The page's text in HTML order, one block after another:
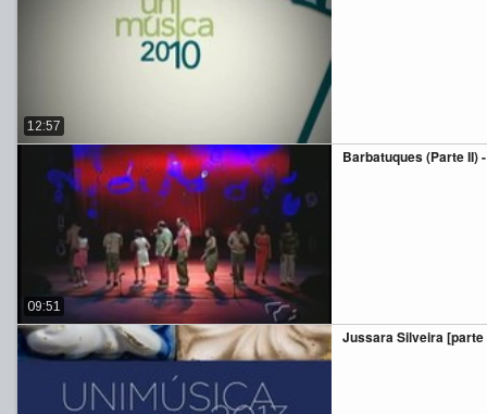
12:57
Barbatuques (Parte II)
09:51
Jussara Silveira [parte